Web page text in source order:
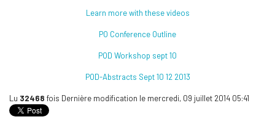
Learn more with these videos
PO Conference Outline
POD Workshop sept 10
POD-Abstracts Sept 10 12 2013
Lu 32468 fois Dernière modification le mercredi, 09 juillet 2014 05:41